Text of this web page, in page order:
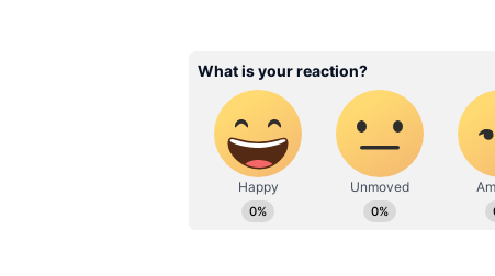
শিখুন! দেখে নিন আপনার
প্রেমের রাশিফল
কর্কট– পরিবারের অশান্তি মিটে
পারে। প্রেমে খুব সতর্ক থাকতে
মেনে চলুন। কোনও শোকের খবর
থাকবে। অভিযানে সাফল্য লাভের